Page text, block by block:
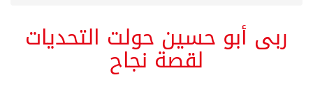
ربى أبو حسين حولت التحديات
لقصة نجاح